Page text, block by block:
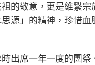
的敬意，更是維繫宗
源」的精神，珍惜血
出席一年一度的團祭